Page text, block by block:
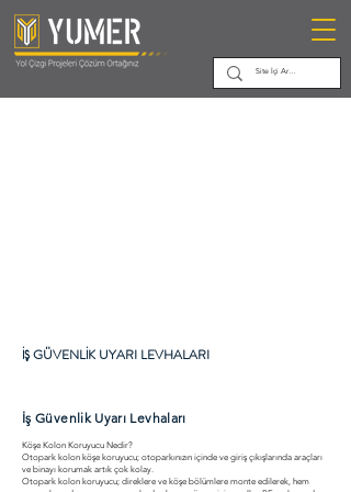
İŞ GÜVENLİK UYARI LEVHALARI
İş Güvenlik Uyarı Levhaları
Köşe Kolon Koruyucu Nedir?
Otopark kolon köşe koruyucu; otoparkınızın içinde ve giriş çıkışlarında araçları
ve binayı korumak artık çok kolay.
Otopark kolon koruyucu; direklere ve köşe bölümlere monte edilerek, hem